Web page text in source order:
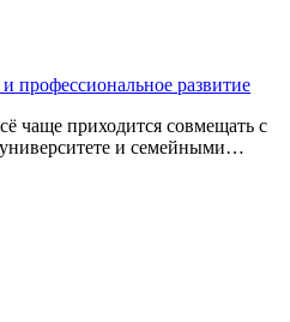
профессиональное развитие
чаще приходится совмещать с
и семейными…